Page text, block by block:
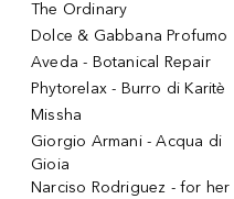
The Ordinary
Dolce & Gabbana Profumo
Aveda - Botanical Repair
Phytorelax - Burro di Karitè
Missha
Giorgio Armani - Acqua di
Gioia
Narciso Rodriguez - for her